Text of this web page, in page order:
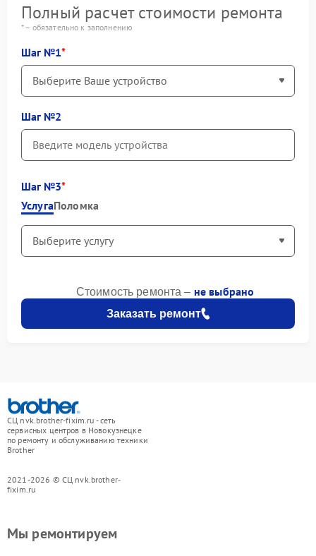
Полный расчет стоимости ремонта
* – обязательно к заполнению
Шаг №1
Шаг №2
Шаг №3
УслугаПоломка
Заказать ремонт
Стоимость ремонта – не выбрано
СЦ nvk.brother-fixim.ru - сеть
сервисных центров в Новокузнецке
по ремонту и обслуживанию техники
Brother
2021-2026 © СЦ nvk.brother-
fixim.ru
Мы ремонтируем